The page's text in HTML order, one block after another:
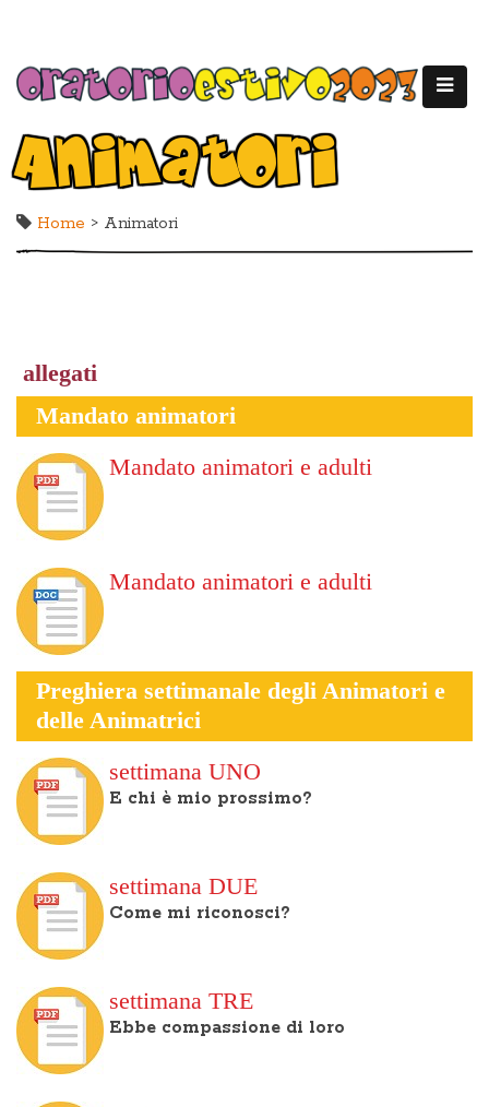
Animatori
Home > Animatori
allegati
Mandato animatori
Mandato animatori e adulti
Mandato animatori e adulti
Preghiera settimanale degli Animatori e
delle Animatrici
settimana UNO
E chi è mio prossimo?
settimana DUE
Come mi riconosci?
settimana TRE
Ebbe compassione di loro